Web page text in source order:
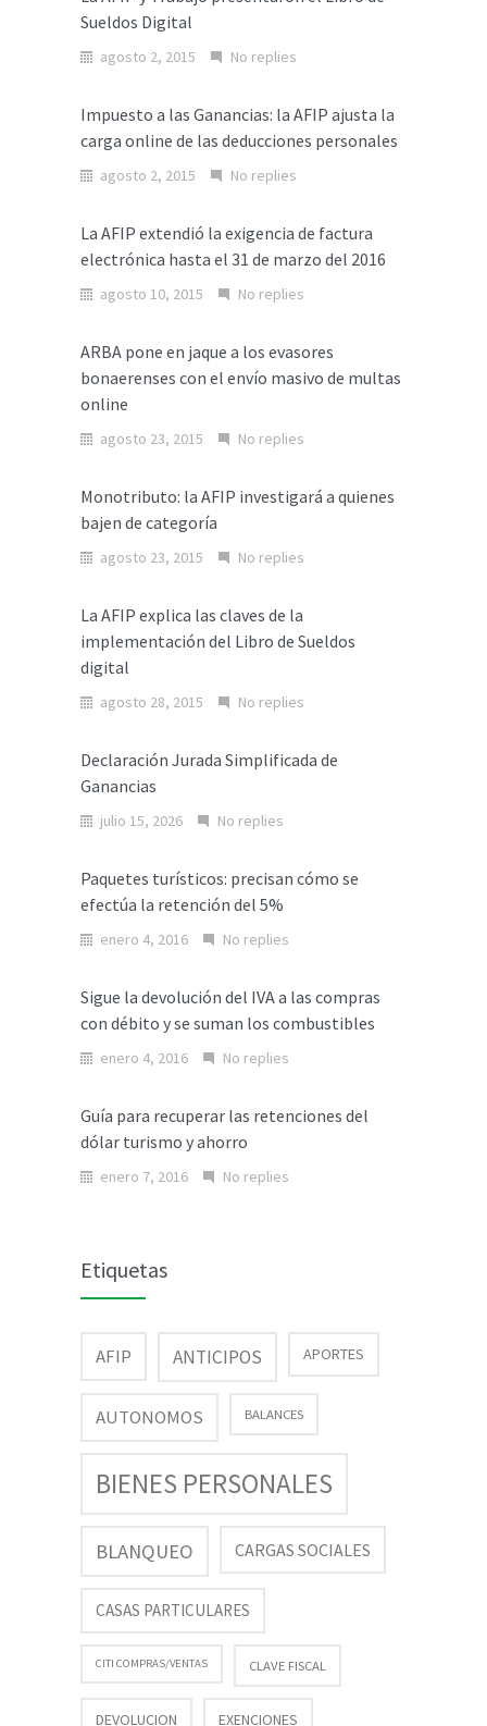
Sueldos Digital
agosto 2, 2015 No replies
Impuesto a las Ganancias: la AFIP ajusta la
carga online de las deducciones personales
agosto 2, 2015 No replies
La AFIP extendió la exigencia de factura
electrónica hasta el 31 de marzo del 2016
agosto 10, 2015 No replies
ARBA pone en jaque a los evasores
bonaerenses con el envío masivo de multas
online
agosto 23, 2015 No replies
Monotributo: la AFIP investigará a quienes
bajen de categoría
agosto 23, 2015 No replies
La AFIP explica las claves de la
implementación del Libro de Sueldos
digital
agosto 28, 2015 No replies
Declaración Jurada Simplificada de
Ganancias
julio 15, 2026 No replies
Paquetes turísticos: precisan cómo se
efectúa la retención del 5%
enero 4, 2016 No replies
Sigue la devolución del IVA a las compras
con débito y se suman los combustibles
enero 4, 2016 No replies
Guía para recuperar las retenciones del
dólar turismo y ahorro
enero 7, 2016 No replies
Etiquetas
AFIP ANTICIPOS APORTES
AUTONOMOS BALANCES
BIENES PERSONALES
BLANQUEO CARGAS SOCIALES
CASAS PARTICULARES
CITI COMPRAS/VENTAS CLAVE FISCAL
DEVOLUCION EXENCIONES